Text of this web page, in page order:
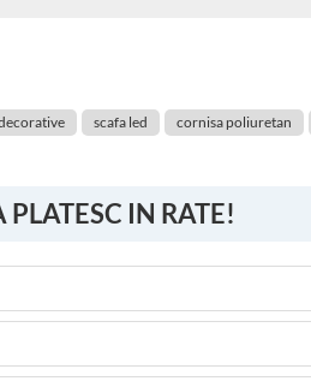
scafa led cornisa poliuretan
PLATESC IN RATE!